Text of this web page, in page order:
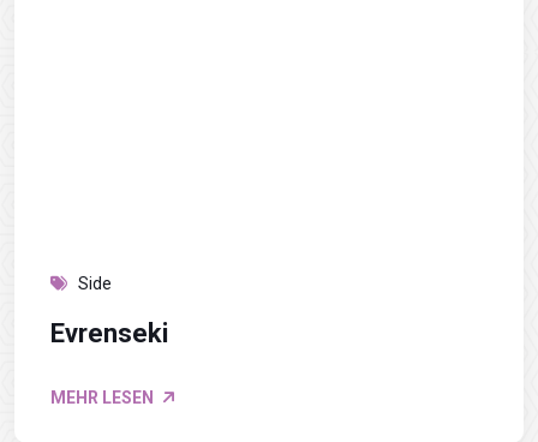
Side
Evrenseki
MEHR LESEN